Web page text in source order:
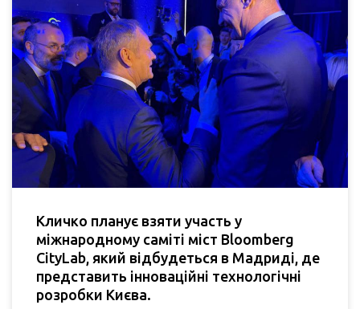
Кличко планує взяти участь у
міжнародному саміті міст Bloomberg
CityLab, який відбудеться в Мадриді, де
представить інноваційні технологічні
розробки Києва.